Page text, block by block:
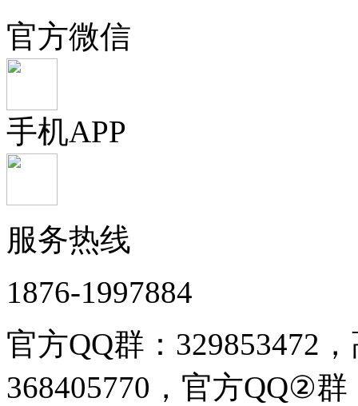
官方微信
手机APP
服务热线
1876-1997884
官方QQ群：329853472
368405770，官方QQ②群